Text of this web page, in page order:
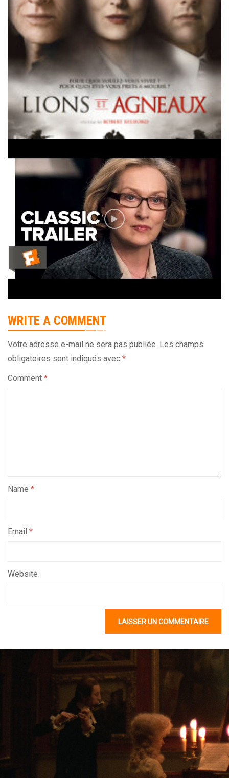
WRITE A COMMENT
Votre adresse e-mail ne sera pas publiée. Les champs
obligatoires sont indiqués avec *
Comment *
Name *
Email *
Website